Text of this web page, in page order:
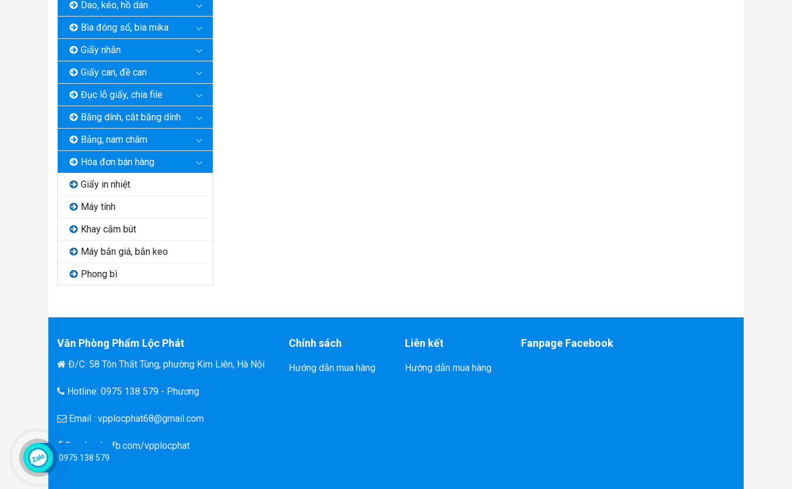
Dao, kéo, hồ dán
Bìa đóng sổ, bìa mika
Giấy nhắn
Giấy can, đề can
Đục lỗ giấy, chia file
Băng dính, cắt băng dính
Bảng, nam châm
Hóa đơn bán hàng
Giấy in nhiệt
Máy tính
Khay cắm bút
Máy bắn giá, bắn keo
Phong bì
Văn Phòng Phẩm Lộc Phát
Đ/C: 58 Tôn Thất Tùng, phường Kim Liên, Hà Nội
Hotline: 0975 138 579 - Phương
Email : vpplocphat68@gmail.com
Facebook : fb.com/vpplocphat
Chính sách
Hướng dẫn mua hàng
Liên kết
Hướng dẫn mua hàng
Fanpage Facebook
0975 138 579